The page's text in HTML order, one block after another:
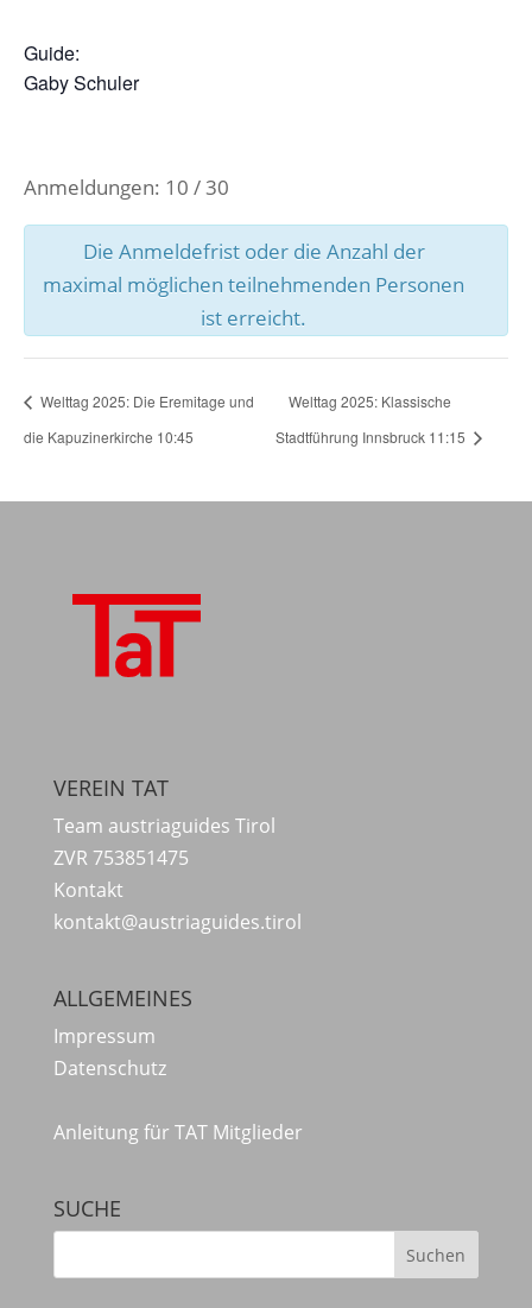
Guide:
Gaby Schuler
Anmeldungen: 10 / 30
Die Anmeldefrist oder die Anzahl der
maximal möglichen teilnehmenden Personen
ist erreicht.
Welttag 2025: Die Eremitage und
die Kapuzinerkirche 10:45
Welttag 2025: Klassische
Stadtführung Innsbruck 11:15
VEREIN TAT
Team austriaguides Tirol
ZVR 753851475
Kontakt
kontakt@austriaguides.tirol
ALLGEMEINES
Impressum
Datenschutz
Anleitung für TAT Mitglieder
SUCHE